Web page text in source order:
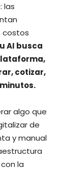
las
costos
AI busca
cotizar,
algo que
de
y manual
la